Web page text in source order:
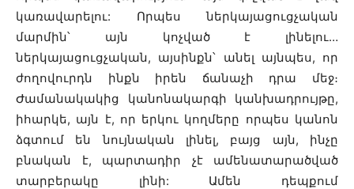
կառավարելու: Որպես ներկայացուցչական
մարմին՝ այն կոչված է լինելու…
ներկայացուցչական, այսինքն՝ անել այնպես, որ
ժողովուրդն ինքն իրեն ճանաչի դրա մեջ։
Ժամանակակից կանոնակարգի կանխադրույթը,
իհարկե, այն է, որ երկու կողմերը որպես կանոն
ձգտում են նույնական լինել, բայց այն, ինչը
բնական է, պարտադիր չէ ամենատարածված
տարբերակը լինի: Ամեն դեպքում